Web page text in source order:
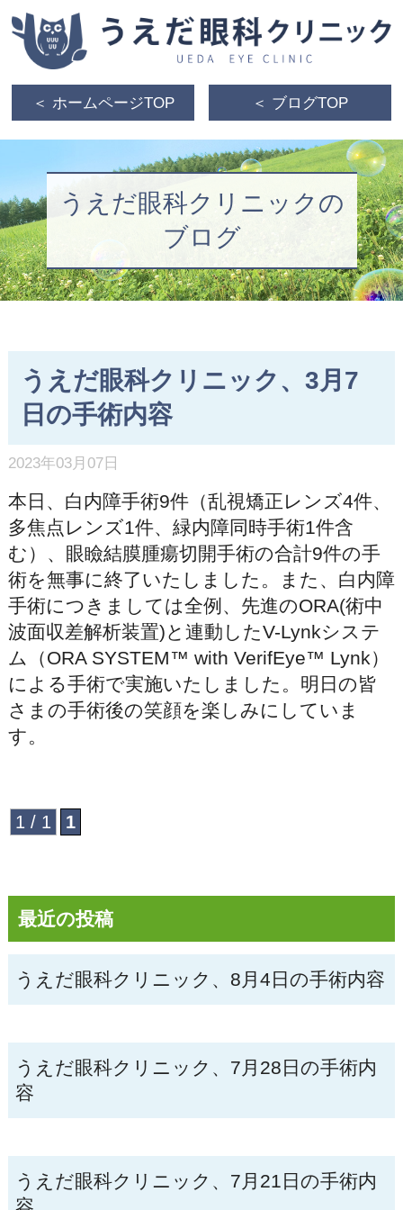
＜ ホームページTOP ＜ ブログTOP
うえだ眼科クリニックの
ブログ
最近の投稿
うえだ眼科クリニック、8月4日の手術内容
うえだ眼科クリニック、7月28日の手術内
容
うえだ眼科クリニック、7月21日の手術内
容
うえだ眼科クリニック、3月7
日の手術内容
2023年03月07日
本日、白内障手術9件（乱視矯正レンズ4件、
多焦点レンズ1件、緑内障同時手術1件含
む）、眼瞼結膜腫瘍切開手術の合計9件の手
術を無事に終了いたしました。また、白内障
手術につきましては全例、先進のORA(術中
波面収差解析装置)と連動したV-Lynkシステ
ム（ORA SYSTEM™ with VerifEye™ Lynk）
による手術で実施いたしました。明日の皆
さまの手術後の笑顔を楽しみにしていま
す。
1 / 1 1